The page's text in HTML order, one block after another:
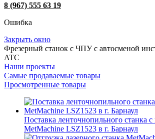
8 (967) 555 63 19
Ошибка
Закрыть окно
Фрезерный станок с ЧПУ с автосменой
ATC
Наши проекты
Самые продаваемые товары
Просмотренные товары
Поставка ленточнопильного станка c
MetMachine LSZ1523 в г. Барнаул